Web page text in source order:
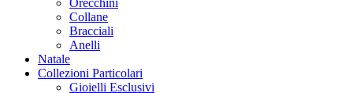
Collane
Bracciali
Anelli
Natale
Collezioni Particolari
Gioielli Esclusivi